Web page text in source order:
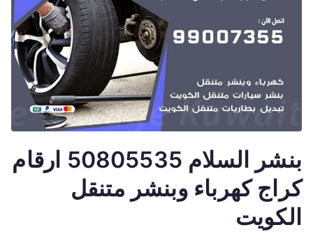
بنشر السلام 50805535 ارقام
كراج كهرباء وبنشر متنقل
الكويت